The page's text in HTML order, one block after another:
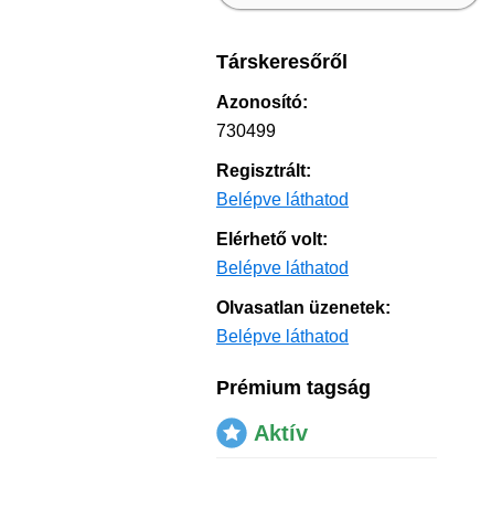
Társkeresőről
Azonosító:
730499
Regisztrált:
Belépve láthatod
Elérhető volt:
Belépve láthatod
Olvasatlan üzenetek:
Belépve láthatod
Prémium tagság
Aktív